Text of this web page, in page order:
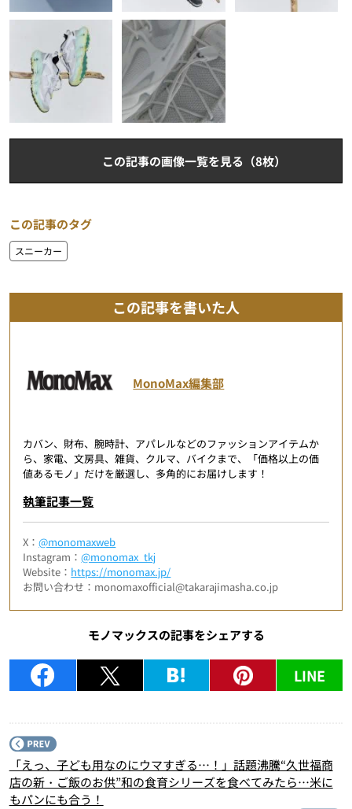
この記事の画像一覧を見る（8枚）
この記事のタグ
スニーカー
この記事を書いた人
MonoMax編集部
カバン、財布、腕時計、アパレルなどのファッションアイテムか
ら、家電、文房具、雑貨、クルマ、バイクまで、「価格以上の価
値あるモノ」だけを厳選し、多角的にお届けします！
執筆記事一覧
X：@monomaxweb
Instagram：@monomax_tkj
Website： https://monomax.jp/
お問い合わせ：monomaxofficial@takarajimasha.co.jp
モノマックスの記事をシェアする
LINE
「えっ、子ども用なのにウマすぎる…！」話題沸騰“久世福商
店の新・ご飯のお供”和の食育シリーズを食べてみたら…米に
もパンにも合う！